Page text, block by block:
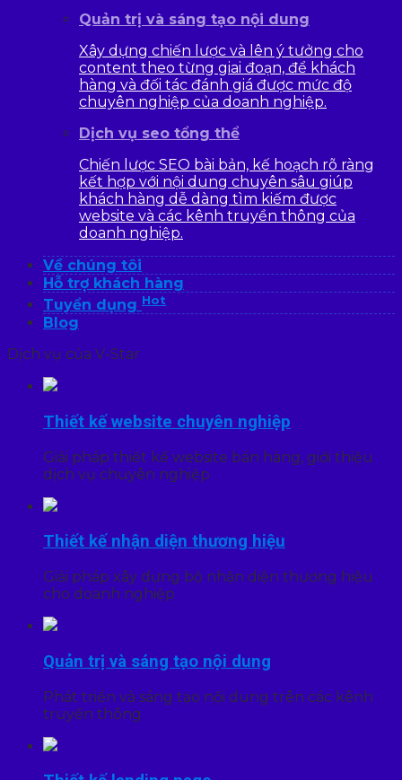
Quản trị và sáng tạo nội dung
Xây dựng chiến lược và lên ý tưởng cho
content theo từng giai đoạn, để khách
hàng và đối tác đánh giá được mức độ
chuyên nghiệp của doanh nghiệp.
Dịch vụ seo tổng thể
Chiến lược SEO bài bản, kế hoạch rõ ràng
kết hợp với nội dung chuyên sâu giúp
khách hàng dễ dàng tìm kiếm được
website và các kênh truyền thông của
doanh nghiệp.
Về chúng tôi
Hỗ trợ khách hàng
Tuyển dụng Hot
Blog
Dịch vụ của V-Star
Thiết kế website chuyên nghiệp
Giải pháp thiết kế website bán hàng, giới thiệu
dịch vụ chuyên nghiệp
Thiết kế nhận diện thương hiệu
Giải pháp xây dựng bộ nhận diện thương hiệu
cho doanh nghiệp
Quản trị và sáng tạo nội dung
Phát triển và sáng tạo nội dung trên các kênh
truyền thông